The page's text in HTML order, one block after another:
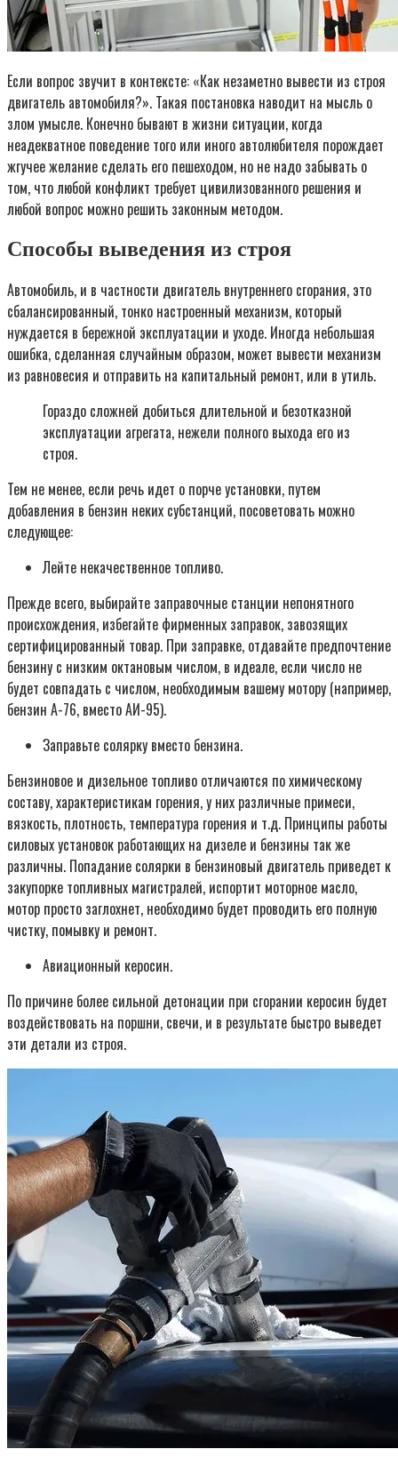
Если вопрос звучит в контексте: «Как незаметно вывести из строя
двигатель автомобиля?». Такая постановка наводит на мысль о
злом умысле. Конечно бывают в жизни ситуации, когда
неадекватное поведение того или иного автолюбителя порождает
жгучее желание сделать его пешеходом, но не надо забывать о
том, что любой конфликт требует цивилизованного решения и
любой вопрос можно решить законным методом.
Способы выведения из строя
Автомобиль, и в частности двигатель внутреннего сгорания, это
сбалансированный, тонко настроенный механизм, который
нуждается в бережной эксплуатации и уходе. Иногда небольшая
ошибка, сделанная случайным образом, может вывести механизм
из равновесия и отправить на капитальный ремонт, или в утиль.
Гораздо сложней добиться длительной и безотказной
эксплуатации агрегата, нежели полного выхода его из
строя.
Тем не менее, если речь идет о порче установки, путем
добавления в бензин неких субстанций, посоветовать можно
следующее:
Лейте некачественное топливо.
Прежде всего, выбирайте заправочные станции непонятного
происхождения, избегайте фирменных заправок, завозящих
сертифицированный товар. При заправке, отдавайте предпочтение
бензину с низким октановым числом, в идеале, если число не
будет совпадать с числом, необходимым вашему мотору (например,
бензин А-76, вместо АИ-95).
Заправьте солярку вместо бензина.
Бензиновое и дизельное топливо отличаются по химическому
составу, характеристикам горения, у них различные примеси,
вязкость, плотность, температура горения и т.д. Принципы работы
силовых установок работающих на дизеле и бензины так же
различны. Попадание солярки в бензиновый двигатель приведет к
закупорке топливных магистралей, испортит моторное масло,
мотор просто заглохнет, необходимо будет проводить его полную
чистку, помывку и ремонт.
Авиационный керосин.
По причине более сильной детонации при сгорании керосин будет
воздействовать на поршни, свечи, и в результате быстро выведет
эти детали из строя.